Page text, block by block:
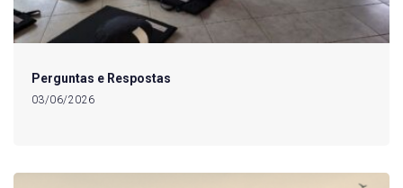
Perguntas e Respostas
03/06/2026